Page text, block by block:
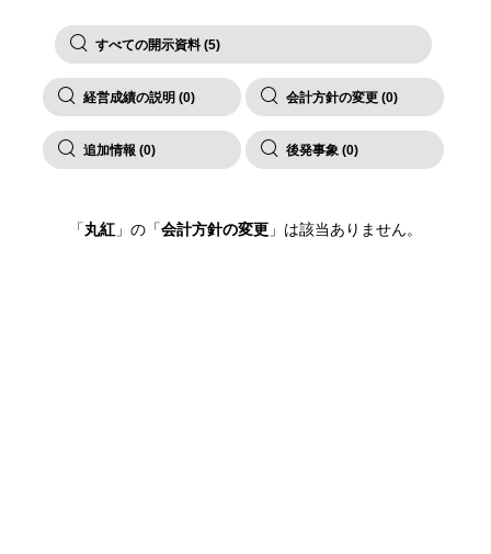
すべての開示資料 (5)
経営成績の説明 (0) 会計方針の変更 (0)
追加情報 (0) 後発事象 (0)
「丸紅 」の「会計方針の変更 」は該当ありません。